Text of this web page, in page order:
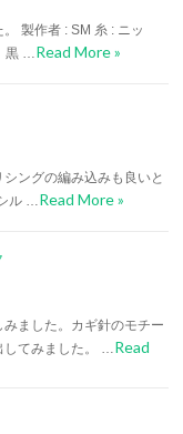
製作者 : SM 糸 : ニッ
黒 …Read More »
ングの編み込みも良いと
ル …Read More »
ました。カギ針のモチー
してみました。 …Read